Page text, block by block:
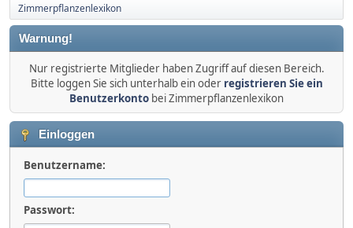
Zimmerpflanzenlexikon
Warnung!
Nur registrierte Mitglieder haben Zugriff auf diesen Bereich.
Bitte loggen Sie sich unterhalb ein oder registrieren Sie ein
Benutzerkonto bei Zimmerpflanzenlexikon
Einloggen
Benutzername:
Passwort: